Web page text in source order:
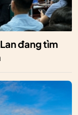
đang tìm